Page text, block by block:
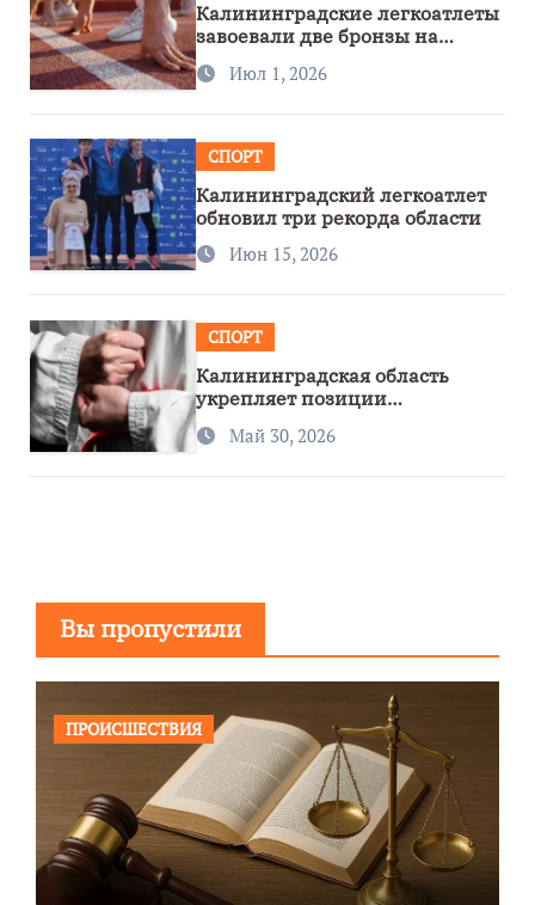
Калининградские легкоатлеты
завоевали две бронзы на
первенстве России
Июл 1, 2026
СПОРТ
Калининградский легкоатлет
обновил три рекорда области
Июн 15, 2026
СПОРТ
Калининградская область
укрепляет позиции
спортивного региона
Май 30, 2026
Вы пропустили
ПРОИСШЕСТВИЯ